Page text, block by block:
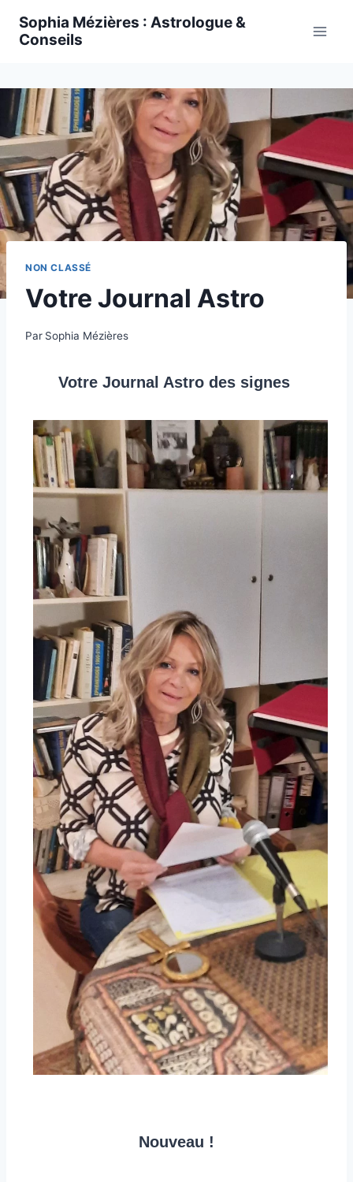
Sophia Mézières : Astrologue &
Conseils
NON CLASSÉ
Votre Journal Astro
Par Sophia Mézières
Votre Journal Astro des signes
Nouveau !